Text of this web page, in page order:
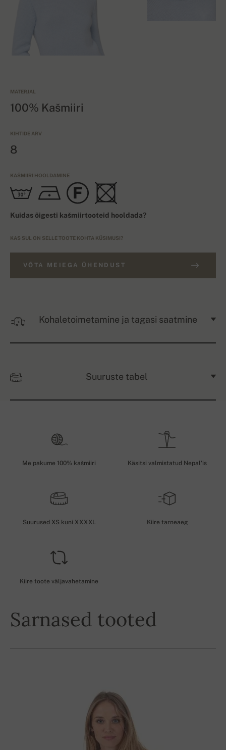
MATERJAL
100% Kašmiiri
KIHTIDE ARV
8
KAŠMIIRI HOOLDAMINE
Kuidas õigesti kašmiirtooteid hooldada?
KAS SUL ON SELLE TOOTE KOHTA KÜSIMUSI?
VÕTA MEIEGA ÜHENDUST
Kohaletoimetamine ja tagasi saatmine
Suuruste tabel
Me pakume 100% kašmiiri Käsitsi valmistatud Nepal'is
Suurused XS kuni XXXXL Kiire tarneaeg
Kiire toote väljavahetamine
Sarnased tooted